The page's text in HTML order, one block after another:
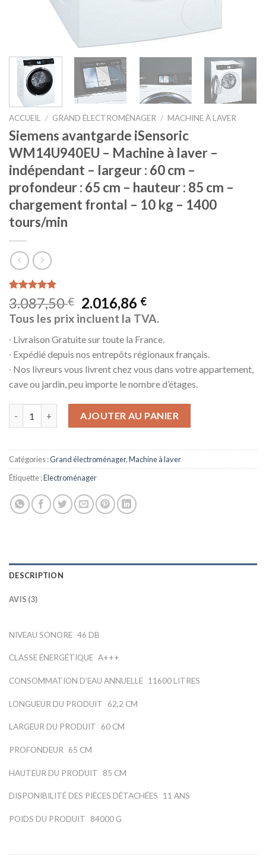
ACCUEIL / GRAND ÉLECTROMÉNAGER / MACHINE À LAVER
Siemens avantgarde iSensoric
WM14U940EU – Machine à laver –
indépendant – largeur : 60 cm –
profondeur : 65 cm – hauteur : 85 cm –
chargement frontal – 10 kg – 1400
tours/min
Noté5.00
sur 5 basé
sur
3
client
3.087,50€ 2.016,86 €
Tous les prix incluent la TVA.
∙ Livraison Gratuite sur toute la France.
∙ Expédié depuis nos entrepôts régionaux français.
∙ Nos livreurs vous livrent chez vous dans votre appartement,
cave ou jardin, peu importe le nombre d’étages.
AJOUTER AU PANIER
Catégories :Grand électroménager,Machine à laver
Étiquette :Electroménager
DESCRIPTION
AVIS (3)
NIVEAU SONORE 46 DB
CLASSE ÉNERGÉTIQUE A+++
CONSOMMATION D’EAU ANNUELLE 11600 LITRES
LONGUEUR DU PRODUIT 62,2 CM
LARGEUR DU PRODUIT 60 CM
PROFONDEUR 65 CM
HAUTEUR DU PRODUIT 85 CM
DISPONIBILITÉ DES PIÈCES DÉTACHÉES 11 ANS
POIDS DU PRODUIT 84000 G